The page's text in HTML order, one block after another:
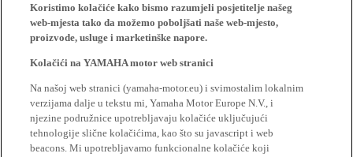
Koristimo kolačiće kako bismo razumjeli posjetitelje našeg
web-mjesta tako da možemo poboljšati naše web-mjesto,
proizvode, usluge i marketinške napore.
Kolačići na YAMAHA motor web stranici
Na našoj web stranici (yamaha-motor.eu) i svimostalim lokalnim
verzijama dalje u tekstu mi, Yamaha Motor Europe N.V., i
njezine podružnice upotrebljavaju kolačiće uključujući
tehnologije slične kolačićima, kao što su javascript i web
beacons. Mi upotrebljavamo funkcionalne kolačiće koji